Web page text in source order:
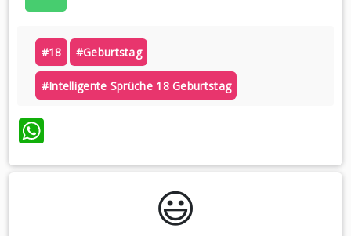
#18 #geburtstag
#intelligente Sprüche 18 Geburtstag
WhatsApp
😃️